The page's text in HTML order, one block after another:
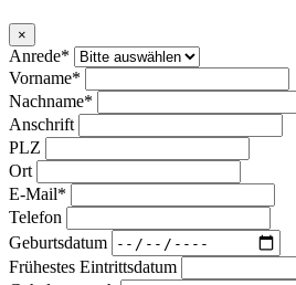
×
Anrede*
Vorname*
Nachname*
Anschrift
PLZ
Ort
E-Mail*
Telefon
Geburtsdatum
Frühestes Eintrittsdatum